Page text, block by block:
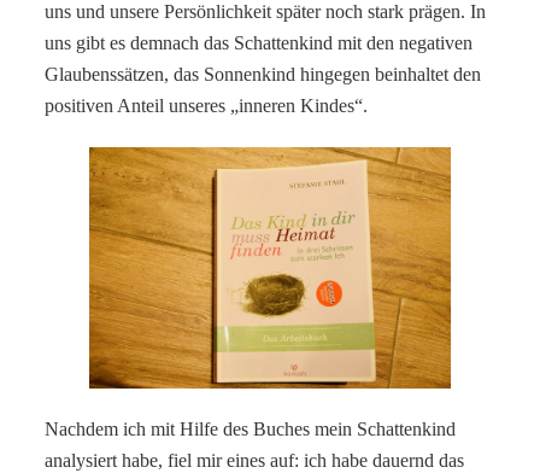
uns und unsere Persönlichkeit später noch stark prägen. In
uns gibt es demnach das Schattenkind mit den negativen
Glaubenssätzen, das Sonnenkind hingegen beinhaltet den
positiven Anteil unseres „inneren Kindes“.
Nachdem ich mit Hilfe des Buches mein Schattenkind
analysiert habe, fiel mir eines auf: ich habe dauernd das